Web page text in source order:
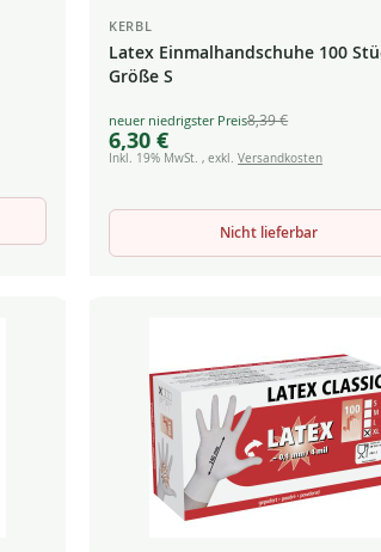
KERBL
Latex Einmalhandschuhe 100
Größe S
Special
Price
6,30 €
8,39 €
Inkl. 19% MwSt.,exkl.Versandkosten
Nicht lieferbar